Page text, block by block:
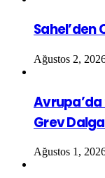
Sahel’den
Ağustos 2,
Avrupa’da
Grev
Ağustos 1,